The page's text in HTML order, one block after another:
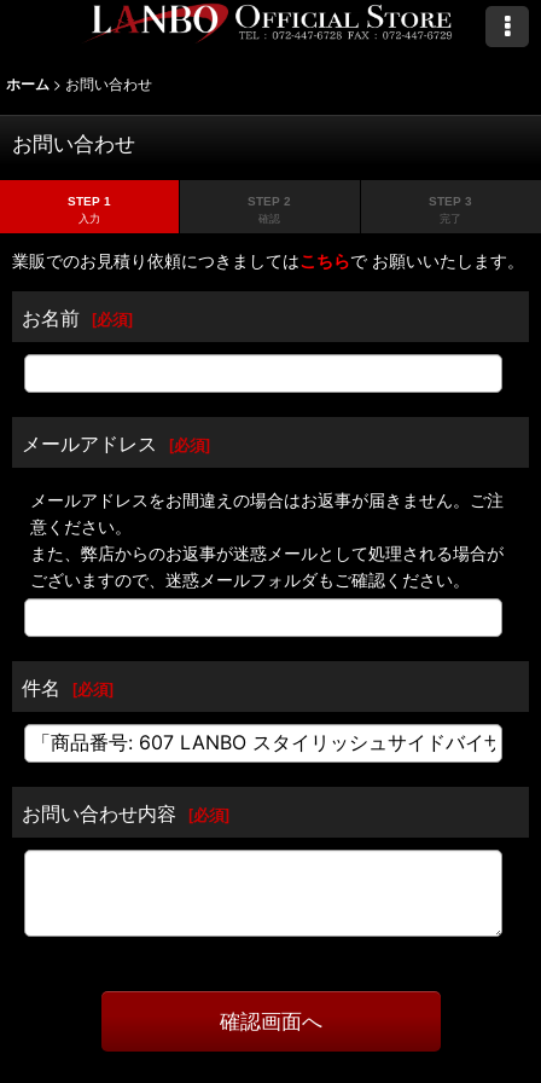
ホーム > お問い合わせ
お問い合わせ
STEP 1
入力
STEP 2
確認
STEP 3
完了
業販でのお見積り依頼につきましてはこちらで お願いいたします。
お名前 [必須]
メールアドレス [必須]
メールアドレスをお間違えの場合はお返事が届きません。ご注
意ください。
また、弊店からのお返事が迷惑メールとして処理される場合が
ございますので、迷惑メールフォルダもご確認ください。
件名 [必須]
お問い合わせ内容 [必須]
確認画面へ